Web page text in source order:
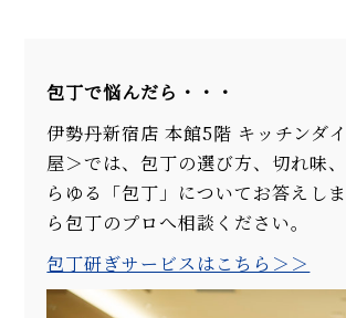
包丁で悩んだら・・・
伊勢丹新宿店 本館5階 キッチンダ
屋＞では、包丁の選び方、切れ味
らゆる「包丁」についてお答えし
ら包丁のプロへ相談ください。
包丁研ぎサービスはこちら＞＞